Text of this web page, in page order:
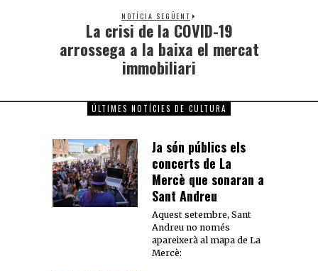
NOTÍCIA SEGÜENT
La crisi de la COVID-19
arrossega a la baixa el mercat
immobiliari
ÚLTIMES NOTÍCIES DE CULTURA
Ja són públics els
concerts de La
Mercè que sonaran a
Sant Andreu
Aquest setembre, Sant
Andreu no només
apareixerà al mapa de La
Mercè: